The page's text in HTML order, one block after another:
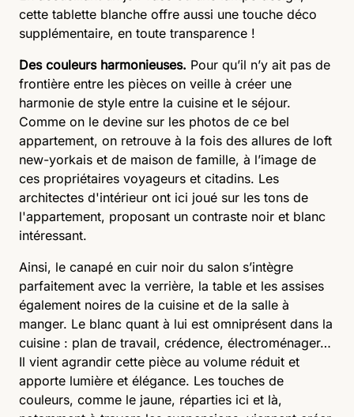
cette tablette blanche offre aussi une touche déco
supplémentaire, en toute transparence !
Des couleurs harmonieuses. Pour qu’il n’y ait pas de
frontière entre les pièces on veille à créer une
harmonie de style entre la cuisine et le séjour.
Comme on le devine sur les photos de ce bel
appartement, on retrouve à la fois des allures de loft
new-yorkais et de maison de famille, à l’image de
ces propriétaires voyageurs et citadins. Les
architectes d'intérieur ont ici joué sur les tons de
l'appartement, proposant un contraste noir et blanc
intéressant.
Ainsi, le canapé en cuir noir du salon s’intègre
parfaitement avec la verrière, la table et les assises
également noires de la cuisine et de la salle à
manger. Le blanc quant à lui est omniprésent dans la
cuisine : plan de travail, crédence, électroménager…
Il vient agrandir cette pièce au volume réduit et
apporte lumière et élégance. Les touches de
couleurs, comme le jaune, réparties ici et là,